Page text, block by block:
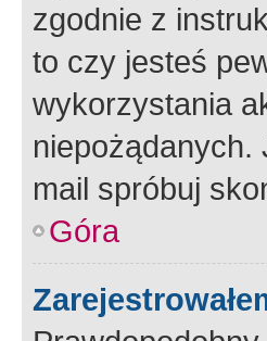
zgodnie z
to czy jesteś
wykorzystania
niepożądanych.
mail spróbuj
Góra